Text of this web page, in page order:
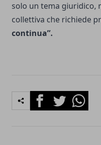
solo un tema giuridico,
collettiva che richiede
continua”.
FacebookTwitterWhatsapp